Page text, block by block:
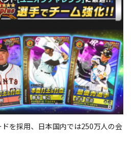
を採用、日本国内では250万人の会